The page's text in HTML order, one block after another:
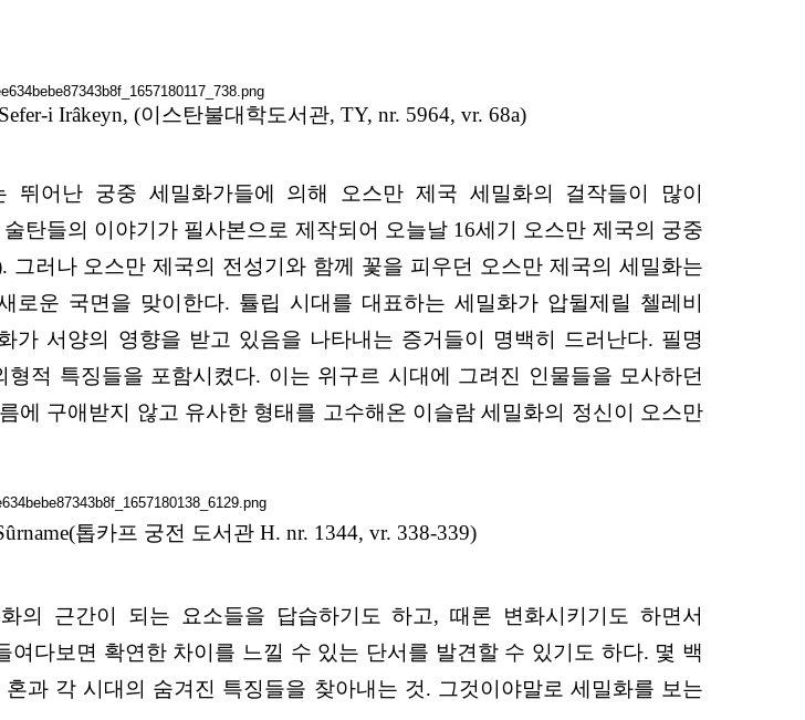
i Irâkeyn, (이스탄불대학도서관, TY, nr. 5964, vr. 68a)
뛰어난 궁중 세밀화가들에 의해 오스만 제국 세밀화의 걸작들이 많이
탄들의 이야기가 필사본으로 제작되어 오늘날 16세기 오스만 제국의 궁중
러나 오스만 제국의 전성기와 함께 꽃을 피우던 오스만 제국의 세밀화는
운 국면을 맞이한다. 튤립 시대를 대표하는 세밀화가 압뒬제릴 첼레비
가 서양의 영향을 받고 있음을 나타내는 증거들이 명백히 드러난다. 필명
적 특징들을 포함시켰다. 이는 위구르 시대에 그려진 인물들을 모사하던
에 구애받지 않고 유사한 형태를 고수해온 이슬람 세밀화의 정신이 오스만
톱카프 궁전 도서관 H. nr. 1344, vr. 338-339)
의 근간이 되는 요소들을 답습하기도 하고, 때론 변화시키기도 하면서
다보면 확연한 차이를 느낄 수 있는 단서를 발견할 수 있기도 하다. 몇 백
과 각 시대의 숨겨진 특징들을 찾아내는 것. 그것이야말로 세밀화를 보는